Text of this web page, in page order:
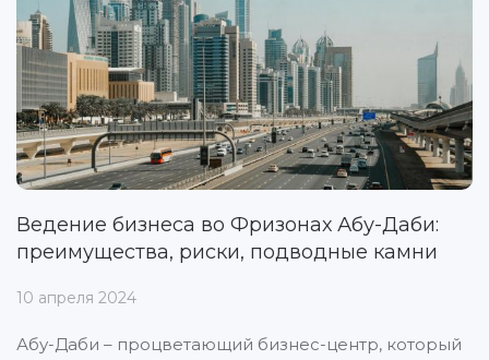
Ведение бизнеса во Фризонах Абу-Даби:
преимущества, риски, подводные камни
10 апреля 2024
Абу-Даби – процветающий бизнес-центр, который